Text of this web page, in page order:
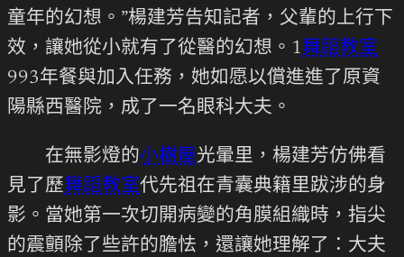
童年的幻想。”楊建芳告知記者，父輩的上行下
效，讓她從小就有了從醫的幻想。1舞蹈教室
993年餐與加入任務，她如愿以償進進了原資
陽縣西醫院，成了一名眼科大夫。
在無影燈的小樹屋光暈里，楊建芳仿佛看
見了歷舞蹈教室代先祖在青囊典籍里跋涉的身
影。當她第一次切開病變的角膜組織時，指尖
的震顫除了些許的膽怯，還讓她理解了：大夫